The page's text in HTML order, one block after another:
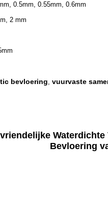
0.5mm, 0.55mm, 0.6mm
2 mm
bevloering, vuurvaste
Bevloering